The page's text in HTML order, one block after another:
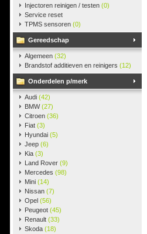
Injectoren reinigen / testen (0)
Service reset
TPMS sensoren (0)
Gereedschap
Algemeen (32)
Brandstof additieven en reinigers (12)
Onderdelen p/merk
Audi (42)
BMW(27)
Citroen (36)
Fiat (3)
Hyundai (5)
Jeep (6)
Kia (3)
Land Rover (9)
Mercedes (98)
Mini (14)
Nissan (7)
Opel (56)
Peugeot (45)
Renault (33)
Skoda (18)